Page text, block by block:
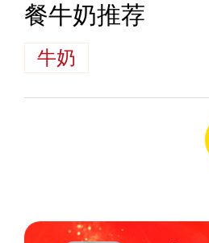
餐牛奶推荐
牛奶